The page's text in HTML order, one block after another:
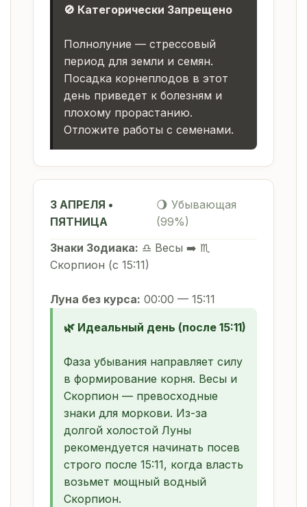
🚫 Категорически Запрещено
Полнолуние — стрессовый
период для земли и семян.
Посадка корнеплодов в этот
день приведет к болезням и
плохому прорастанию.
Отложите работы с семенами.
3 АПРЕЛЯ •
ПЯТНИЦА
🌖 Убывающая
(99%)
Знаки Зодиака: ♎ Весы ➡️ ♏
Скорпион (с 15:11)
Луна без курса: 00:00 — 15:11
🌿 Идеальный день (после 15:11)
Фаза убывания направляет силу
в формирование корня. Весы и
Скорпион — превосходные
знаки для моркови. Из-за
долгой холостой Луны
рекомендуется начинать посев
строго после 15:11, когда власть
возьмет мощный водный
Скорпион.